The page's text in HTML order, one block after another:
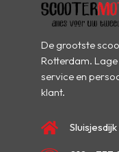
De grootste
Rotterdam.
service en
klant.